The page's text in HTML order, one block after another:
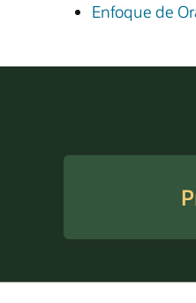
Enfoque de